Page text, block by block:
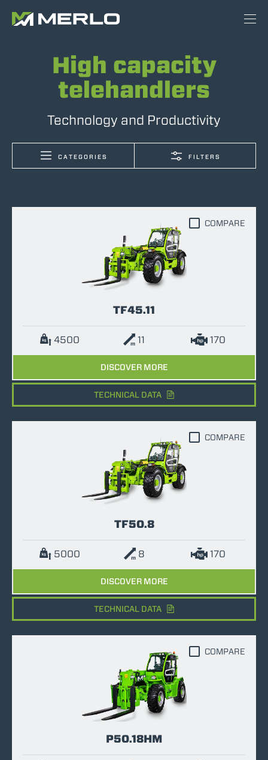
High capacity
telehandlers
Technology and Productivity
CATEGORIES FILTERS
TF45.11
4500 11 170
DISCOVER MORE
COMPARE
TECHNICAL DATA
TF50.8
5000 8 170
DISCOVER MORE
COMPARE
TECHNICAL DATA
P50.18HM
COMPARE